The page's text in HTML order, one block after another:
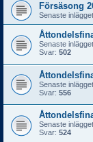
Försäsong
Senaste
Senaste
Svar: 502
Senaste
Svar: 556
Senaste
Svar: 524